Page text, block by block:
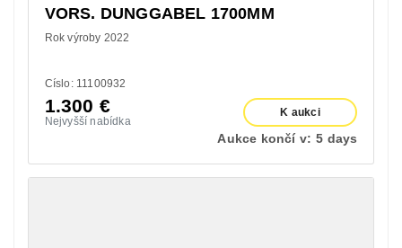
VORS. DUNGGABEL 1700MM
Rok výroby 2022
Císlo: 11100932
1.300 €
Nejvyšší nabídka
K aukci
Aukce končí v: 5 days